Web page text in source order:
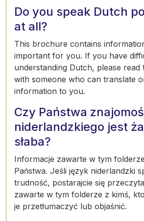
Do you speak Dutch
at all?
This brochure contains
important for you. If you have
understanding Dutch, please
with someone who can translate
information to you.
Czy Państwa
niderlandzkiego jest
słaba?
Informacje zawarte w tym
Państwa. Jeśli język niderlandzki
trudność, postarajcie się
zawarte w tym folderze z kimś,
je przetłumaczyć lub objaśnić.